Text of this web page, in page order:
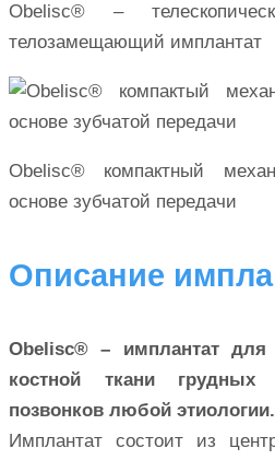
Obelisc® –
телозамещающий имплантат
Obelisc® компактный
основе зубчатой передачи
Описание
Obelisc® – имплантат для
костной ткани
позвонков любой этиологии.
Имплантат состоит из